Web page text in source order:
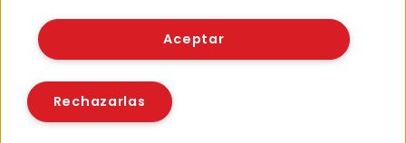
© Fundación EROSKI
Políticas de cookies
Aceptar
Rechazarlas